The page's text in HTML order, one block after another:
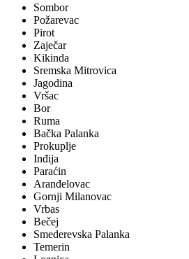
Sombor
Požarevac
Pirot
Zaječar
Kikinda
Sremska Mitrovica
Jagodina
Vršac
Bor
Ruma
Bačka Palanka
Prokuplje
Inđija
Paraćin
Aranđelovac
Gornji Milanovac
Vrbas
Bečej
Smederevska Palanka
Temerin